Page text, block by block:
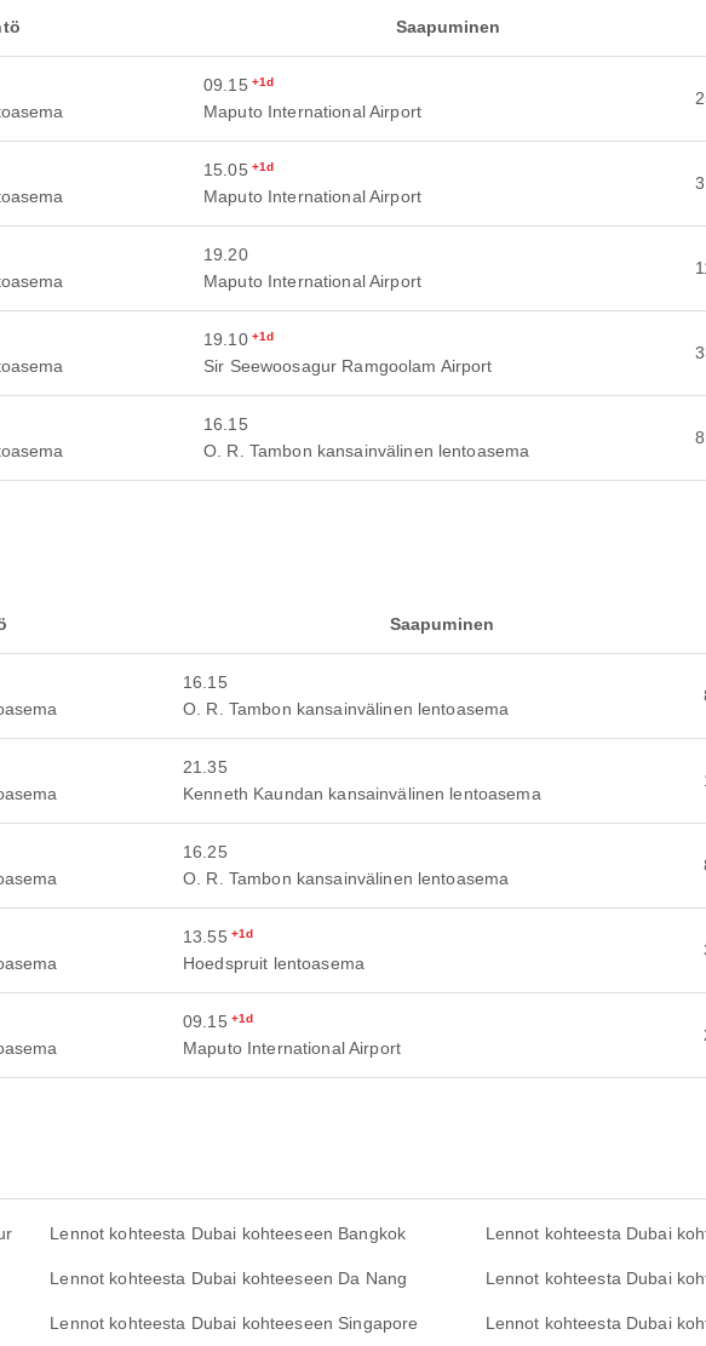
Saapuminen
09.15 +1d
Maputo International Airport
15.05 +1d
Maputo International Airport
19.20
Maputo International Airport
19.10 +1d
Sir Seewoosagur Ramgoolam Airport
16.15
O. R. Tambon kansainvälinen lentoasema
Saapuminen
16.15
O. R. Tambon kansainvälinen lentoasema
21.35
Kenneth Kaundan kansainvälinen lentoasema
16.25
O. R. Tambon kansainvälinen lentoasema
13.55 +1d
Hoedspruit lentoasema
09.15 +1d
Maputo International Airport
Lennot kohteesta Dubai kohteeseen Bangkok Lennot kohteesta Dubai
Lennot kohteesta Dubai kohteeseen Da Nang Lennot kohteesta Dubai
Lennot kohteesta Dubai kohteeseen Singapore Lennot kohteesta Dubai